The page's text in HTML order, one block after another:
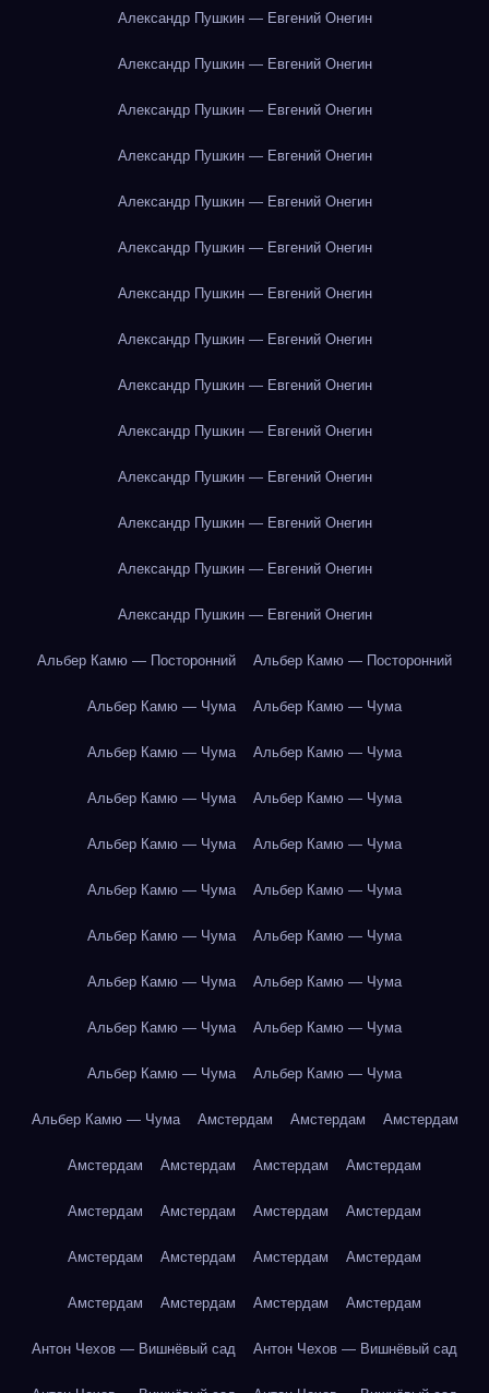
Александр Пушкин — Евгений Онегин
Александр Пушкин — Евгений Онегин
Александр Пушкин — Евгений Онегин
Александр Пушкин — Евгений Онегин
Александр Пушкин — Евгений Онегин
Александр Пушкин — Евгений Онегин
Александр Пушкин — Евгений Онегин
Александр Пушкин — Евгений Онегин
Александр Пушкин — Евгений Онегин
Александр Пушкин — Евгений Онегин
Александр Пушкин — Евгений Онегин
Александр Пушкин — Евгений Онегин
Александр Пушкин — Евгений Онегин
Александр Пушкин — Евгений Онегин
Альбер Камю — Посторонний Альбер Камю — Посторонний
Альбер Камю — Чума Альбер Камю — Чума
Альбер Камю — Чума Альбер Камю — Чума
Альбер Камю — Чума Альбер Камю — Чума
Альбер Камю — Чума Альбер Камю — Чума
Альбер Камю — Чума Альбер Камю — Чума
Альбер Камю — Чума Альбер Камю — Чума
Альбер Камю — Чума Альбер Камю — Чума
Альбер Камю — Чума Альбер Камю — Чума
Альбер Камю — Чума Альбер Камю — Чума
Альбер Камю — Чума Амстердам Амстердам Амстердам
Амстердам Амстердам Амстердам Амстердам
Амстердам Амстердам Амстердам Амстердам
Амстердам Амстердам Амстердам Амстердам
Амстердам Амстердам Амстердам Амстердам
Антон Чехов — Вишнёвый сад Антон Чехов — Вишнёвый сад